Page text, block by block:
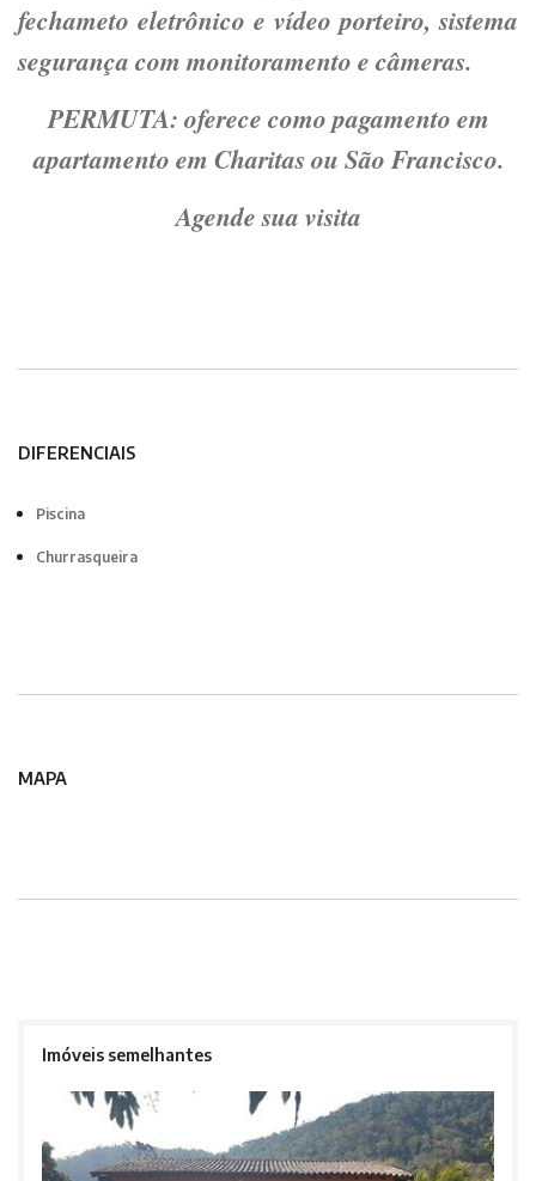
fechameto eletrônico e vídeo porteiro, sistema
segurança com monitoramento e câmeras.
PERMUTA: oferece como pagamento em
apartamento em Charitas ou São Francisco.
Agende sua visita
DIFERENCIAIS
Piscina
Churrasqueira
MAPA
Imóveis semelhantes